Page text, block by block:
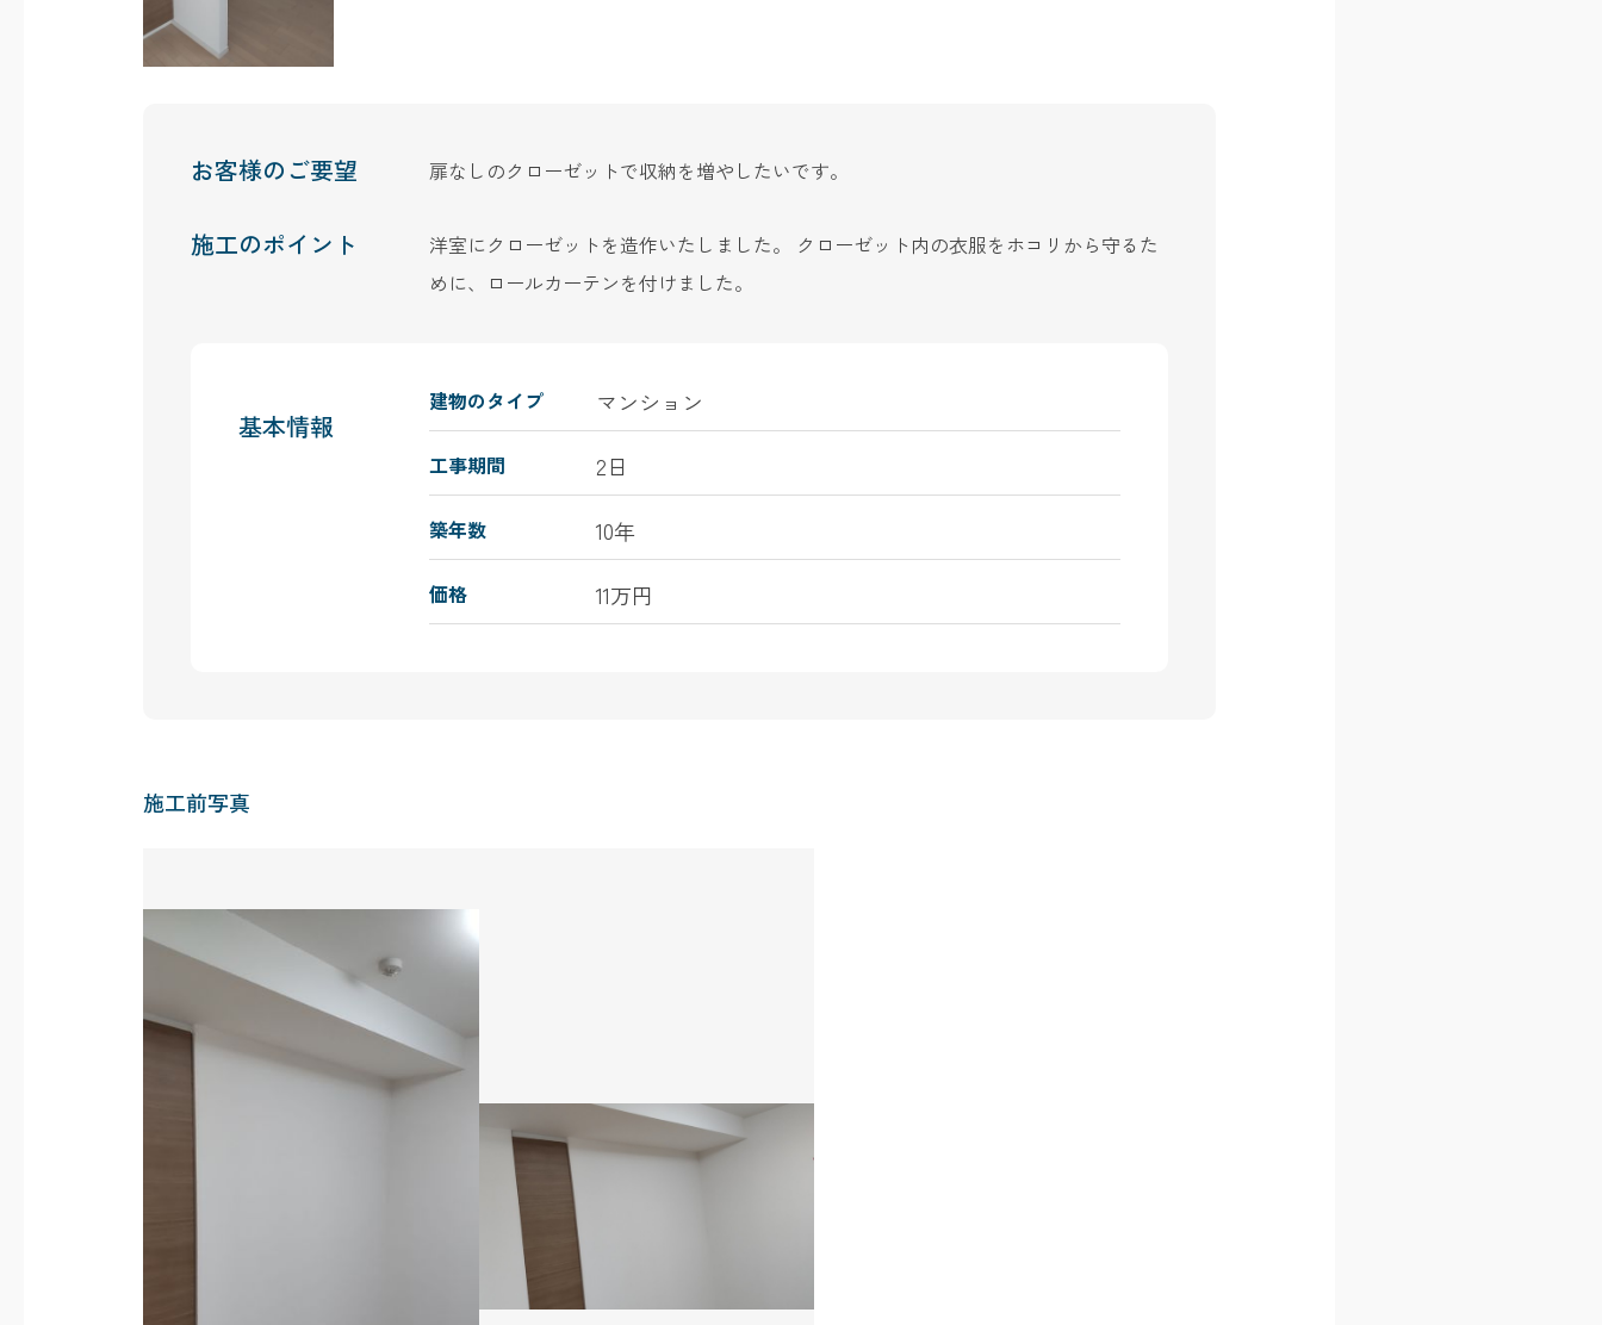
お客様のご要望 扉なしのクローゼットで収納を増やしたいです。
施工のポイント
洋室にクローゼットを造作いたしました。 クローゼット内の衣服をホコリから守るた
めに、ロールカーテンを付けました。
基本情報
建物のタイプ マンション
工事期間 2日
築年数 10年
価格 11万円
施工前写真